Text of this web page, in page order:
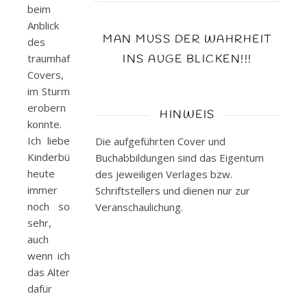
beim
Anblick
des
traumhaften
Covers,
im Sturm
erobern
konnte.
Ich liebe
Kinderbücher
heute
immer
noch so
sehr,
auch
wenn ich
das Alter
dafür
MAN MUSS DER WAHRHEIT
INS AUGE BLICKEN!!!
HINWEIS
Die aufgeführten Cover und
Buchabbildungen sind das Eigentum
des jeweiligen Verlages bzw.
Schriftstellers und dienen nur zur
Veranschaulichung.